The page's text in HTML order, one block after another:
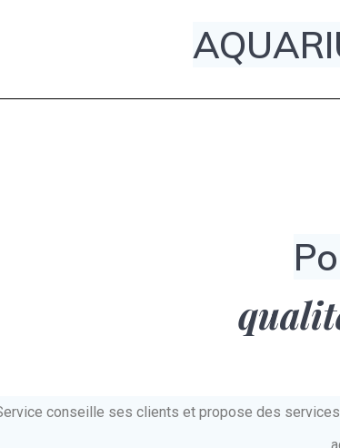
conseille ses clients et propose des